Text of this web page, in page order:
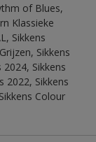
of Blues,
Klassieke
Sikkens
Sikkens
Sikkens
2022, Sikkens
Colour